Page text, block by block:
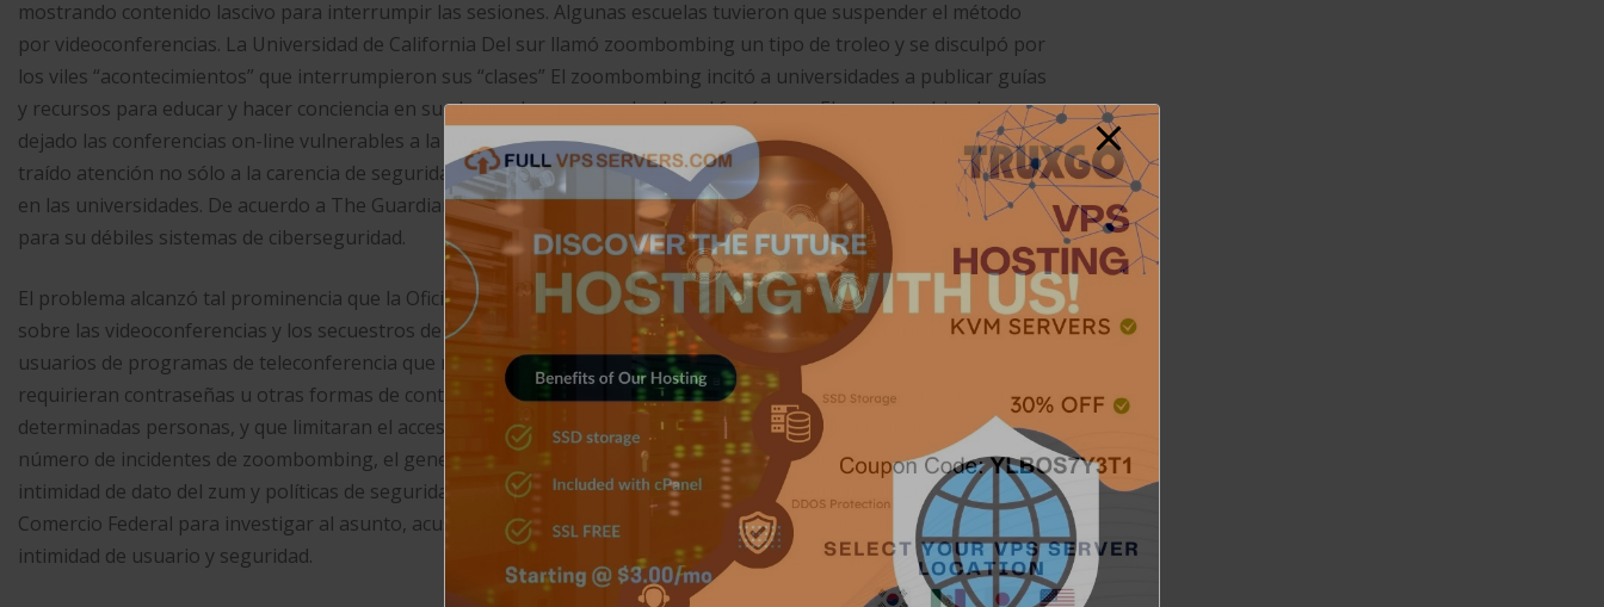
mostrando contenido lascivo para interrumpir las sesiones.​ Algunas escuelas tuvieron que suspender el método
por videoconferencias. La Universidad de California Del sur llamó zoombombing un tipo de troleo y se disculpó por
los viles “acontecimientos” que interrumpieron sus “clases” El zoombombing incitó a universidades a publicar guías
y recursos para educar y hacer conciencia en su alumnado y personal sobre el fenómeno.​ El zoombombing ha
dejado las conferencias on-line vulnerables a la intrusión de las personas buscan causar daño. Estos delitos han
traído atención no sólo a la carencia de seguridad en plataformas de videoconferencia, sino también a la carencia
en las universidades. De acuerdo a The Guardian, la Universidad de Warwick, durante un escándalo, recibió críticas
para su débiles sistemas de ciberseguridad.
El problema alcanzó tal prominencia que la Oficina Federal de Investigaciones de los Estados Unidos (FBI) advirtió
sobre las videoconferencias y los secuestros de aulas en línea, a los que llamó “zoombombing”. El FBI aconsejó a los
usuarios de programas de teleconferencia que mantuvieran las reuniones en privado, que
requirieran contraseñas u otras formas de control de acceso, como “salas de espera” para limitar el acceso sólo a
determinadas personas, y que limitaran el acceso a la pantalla compartida sólo al anfitrión de la reunión. Dado el
número de incidentes de zoombombing, el general de abogado de Nueva York inició una investigación a la
intimidad de dato del zum y políticas de seguridad. Senador de EE.UU. Sherrod Brown preguntó la Comisión de
Comercio Federal para investigar al asunto, acusando a Zoom de estar metido en prácticas engañosas con la
intimidad de usuario y seguridad.​